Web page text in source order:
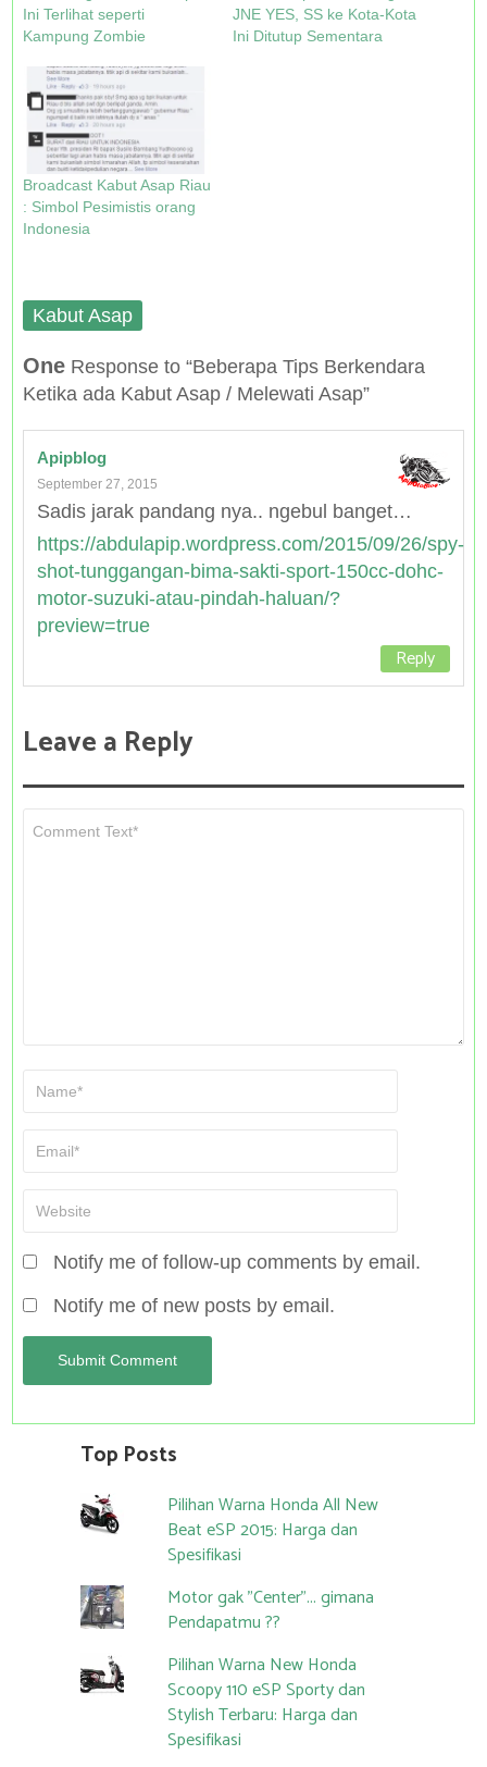
w
w
i
d
o
w
)
e
w
w
n
d
o
w
)
i
d
o
w
w
Ini Terlihat seperti
Kampung Zombie
JNE YES, SS ke Kota-Kota
Ini Ditutup Sementara
Broadcast Kabut Asap Riau
: Simbol Pesimistis orang
Indonesia
Kabut Asap
OneResponse to “Beberapa Tips Berkendara
Ketika ada Kabut Asap / Melewati Asap”
Apipblog
September 27, 2015
Sadis jarak pandang nya.. ngebul banget…
https://abdulapip.wordpress.com/2015/09/26/spy-
shot-tunggangan-bima-sakti-sport-150cc-dohc-
motor-suzuki-atau-pindah-haluan/?
preview=true
Reply
Leave a Reply
Notify me of follow-up comments by email.
Notify me of new posts by email.
Top Posts
Pilihan Warna Honda All New
Beat eSP 2015: Harga dan
Spesifikasi
Motor gak "Center"... gimana
Pendapatmu ??
Pilihan Warna New Honda
Scoopy 110 eSP Sporty dan
Stylish Terbaru: Harga dan
Spesifikasi